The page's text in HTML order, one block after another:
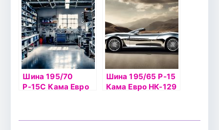
Шина 195/70
Р-15С Кама Евро
Шина 195/65 Р-15
Кама Евро НК-129